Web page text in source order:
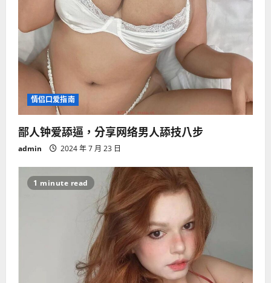
情侣口爱指南
鄙人钟爱舔逼，分享网络男人舔技八步
admin 2024 年 7 月 23 日
1 minute read